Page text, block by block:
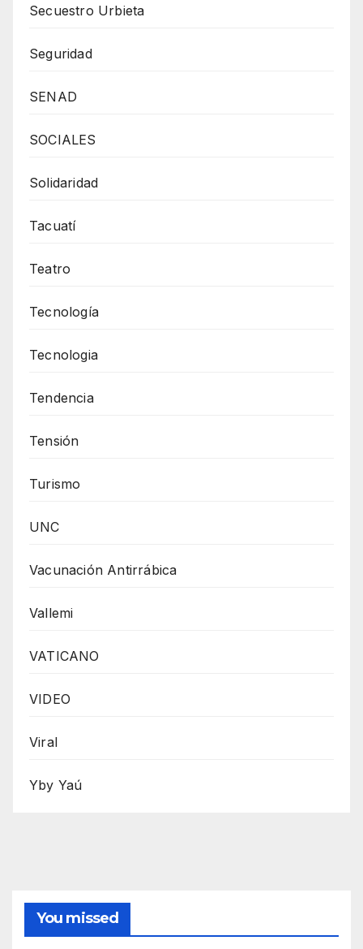
Secuestro Urbieta
Seguridad
SENAD
SOCIALES
Solidaridad
Tacuatí
Teatro
Tecnología
Tecnologia
Tendencia
Tensión
Turismo
UNC
Vacunación Antirrábica
Vallemi
VATICANO
VIDEO
Viral
Yby Yaú
You missed